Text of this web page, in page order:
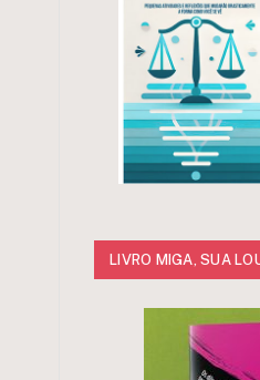
LIVRO MIGA, SUA